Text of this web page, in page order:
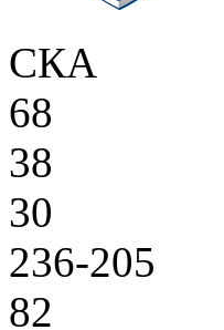
СКА
68
38
30
236-205
82